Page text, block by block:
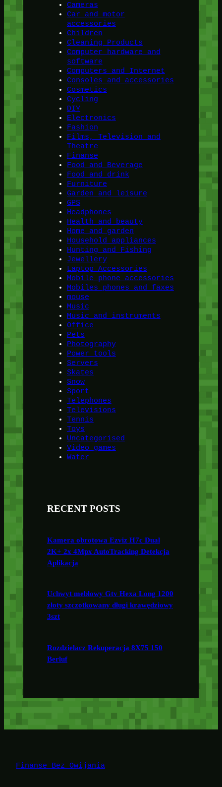
Cameras
Car and motor
accessories
Children
Cleaning Products
Computer hardware and
software
Computers and Internet
Consoles and accessories
Cosmetics
Cycling
DIY
Electronics
Fashion
Films, Television and
Theatre
Finanse
Food and Beverage
Food and drink
Furniture
Garden and leisure
GPS
Headphones
Health and beauty
Home and garden
Household appliances
Hunting and Fishing
Jewellery
Laptop Accessories
Mobile phone accessories
Mobiles phones and faxes
mouse
Music
Music and instruments
Office
Pets
Photography
Power tools
Servers
Skates
Snow
Sport
Telephones
Televisions
Tennis
Toys
Uncategorised
Video games
Water
RECENT POSTS
Kamera obrotowa Ezviz H7c Dual
2K+ 2x 4Mpx AutoTracking Detekcja
Aplikacja
Uchwyt meblowy Gtv Hexa Long 1200
złoty szczotkowany długi krawędziowy
3szt
Rozdzielacz Rekuperacja 8X75 150
Berluf
Finanse Bez Owijania